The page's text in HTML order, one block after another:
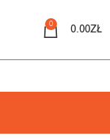
0 0.00ZŁ